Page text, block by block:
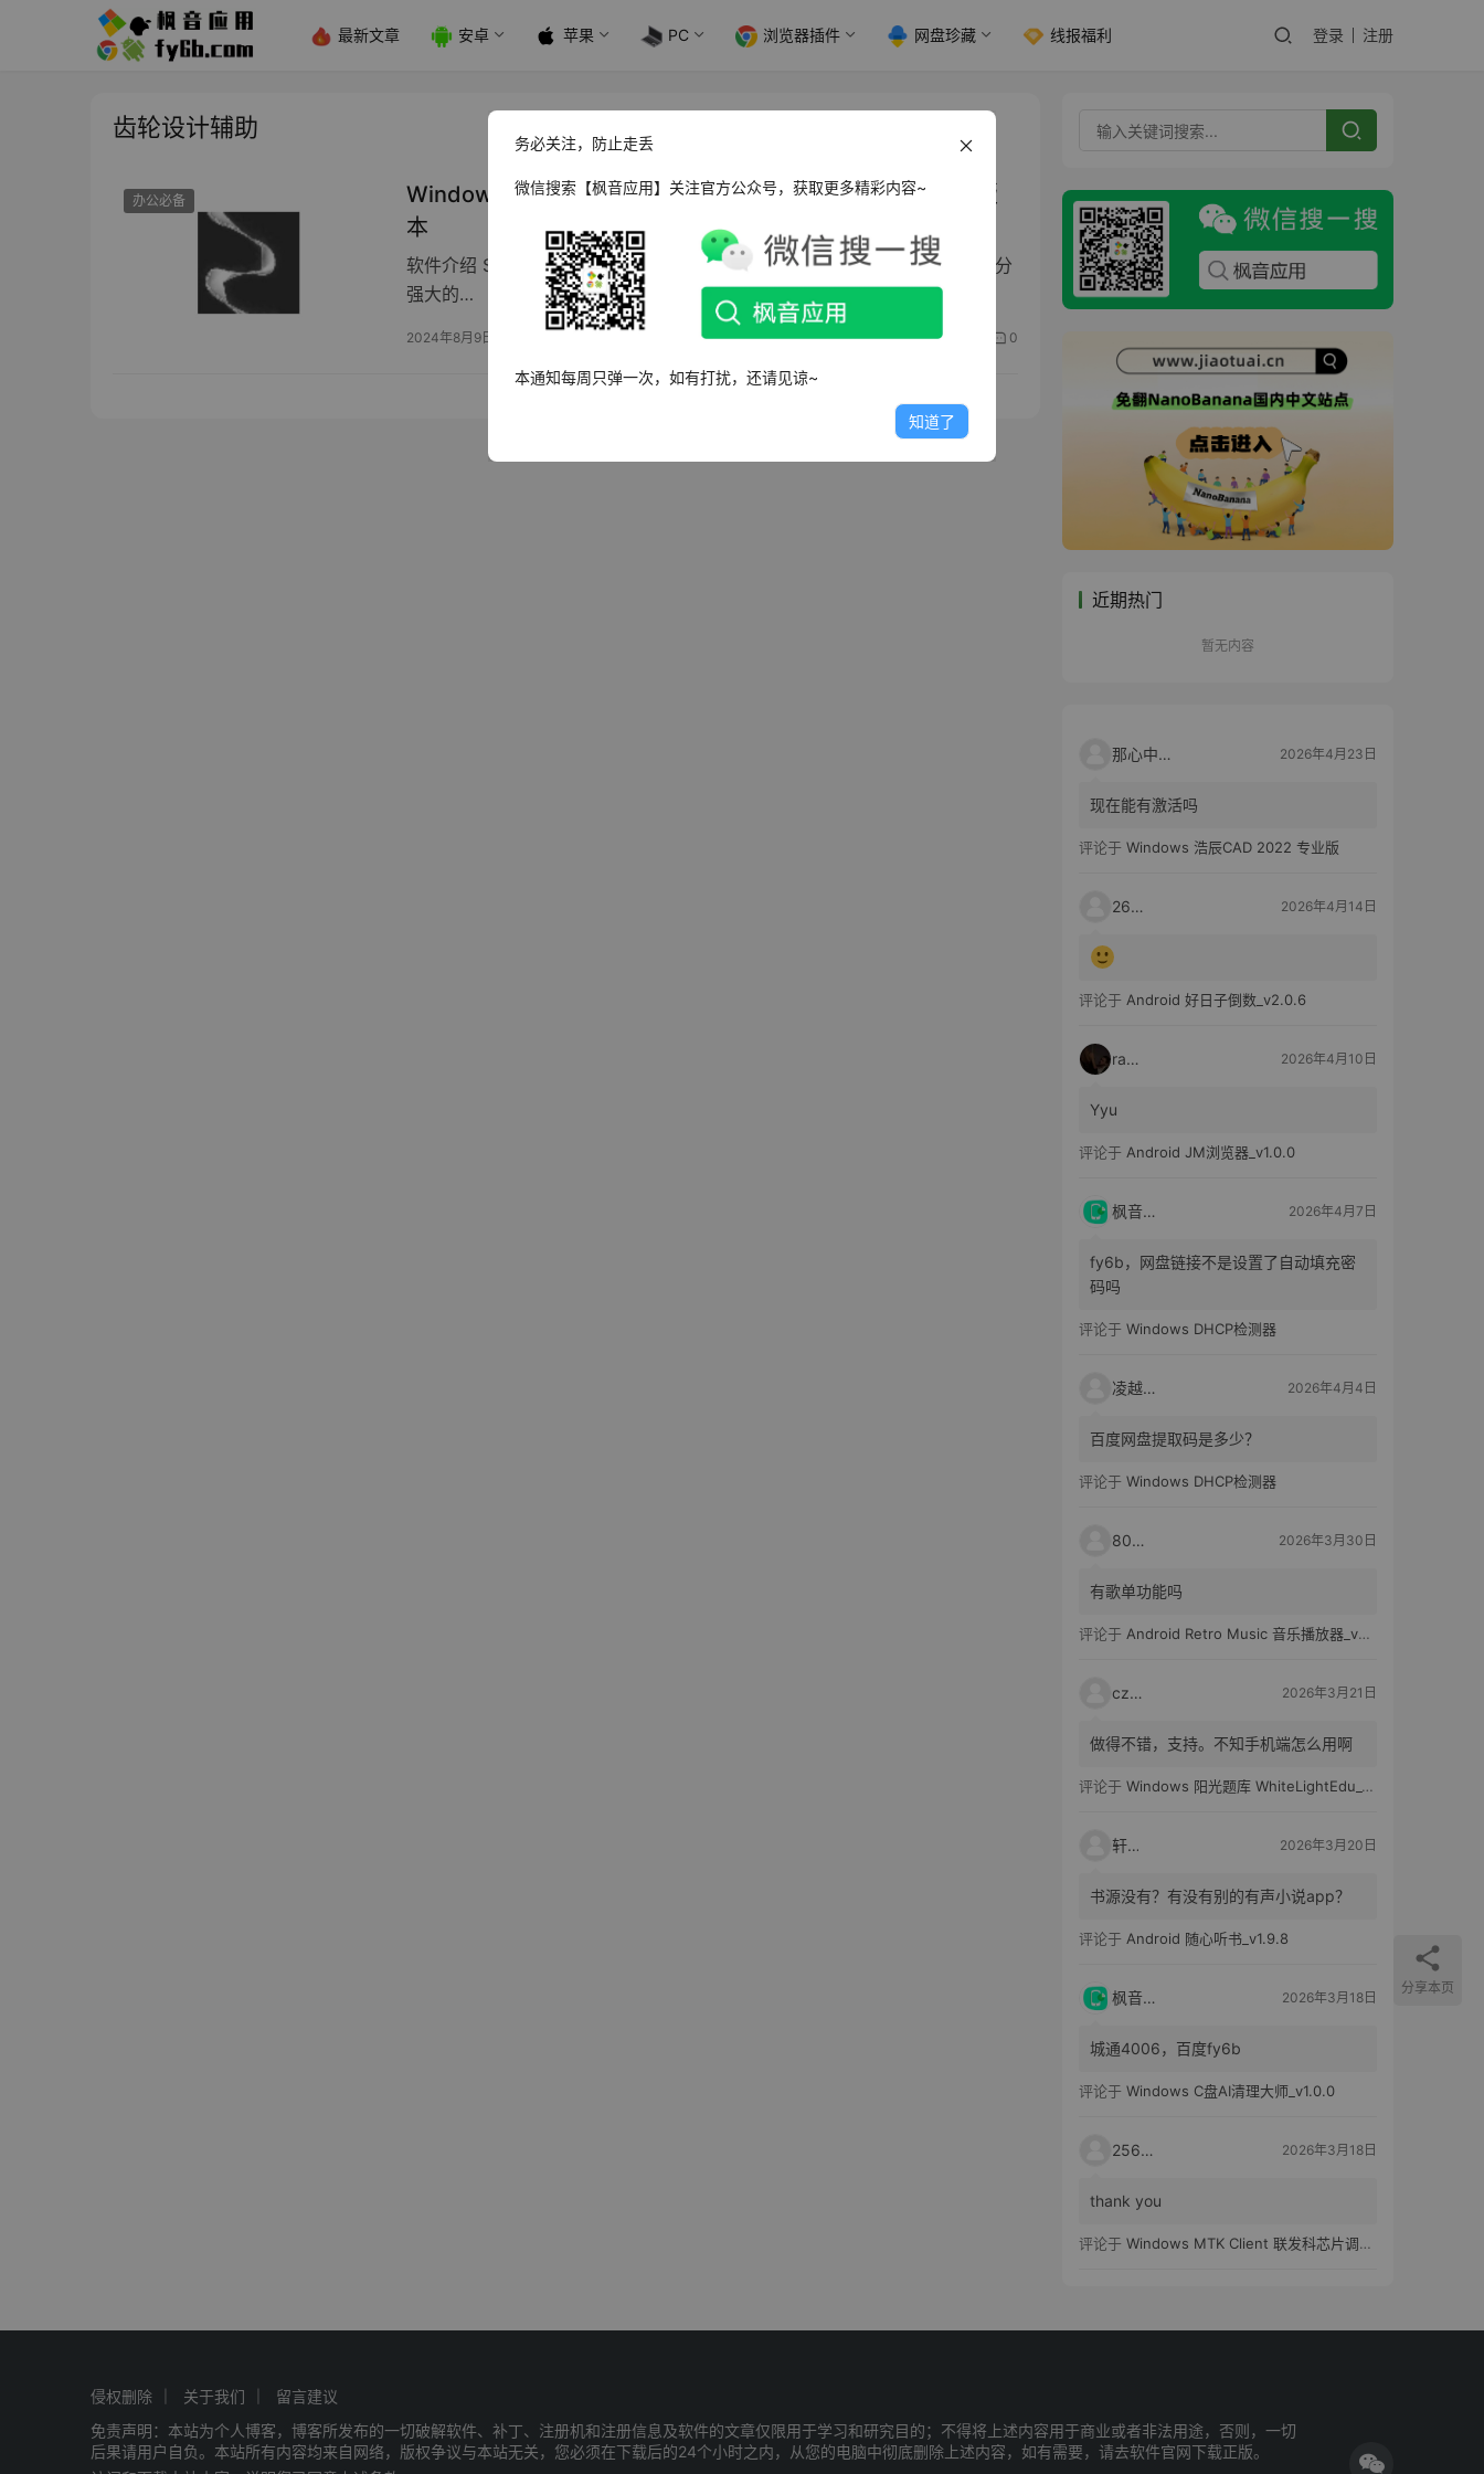
最新文章 安卓 苹果 PC 浏览器插件 网盘珍藏 线报福利 登录 注册
齿轮设计辅助
办公必备
Windows SolidWorks 齿轮设计插件 GearTrax 2023汉化版
本
软件介绍 SolidWorks 齿轮设计插件 GearTrax 2023汉化版本是一款功能十分
强大的…
2024年8月9日 3.8K 0 0
近期热门
暂无内容
那心中的话 2026年4月23日
现在能有激活吗
评论于 Windows 浩辰CAD 2022 专业版
2603 2026年4月14日
评论于 Android 好日子倒数_v2.0.6
raka 2026年4月10日
Yyu
评论于 Android JM浏览器_v1.0.0
枫音应用 2026年4月7日
fy6b，网盘链接不是设置了自动填充密
码吗
评论于 Windows DHCP检测器
凌越电子 2026年4月4日
百度网盘提取码是多少？
评论于 Windows DHCP检测器
80521 2026年3月30日
有歌单功能吗
评论于 Android Retro Music 音乐播放器_v6.6.0
czh7 2026年3月21日
做得不错，支持。不知手机端怎么用啊
评论于 Windows 阳光题库 WhiteLightEdu_v2.0.0
轩爸 2026年3月20日
书源没有？有没有别的有声小说app？
评论于 Android 随心听书_v1.9.8
枫音应用 2026年3月18日
城通4006，百度fy6b
评论于 Windows C盘AI清理大师_v1.0.0
25651 2026年3月18日
thank you
评论于 Windows MTK Client 联发科芯片调试工具_v2.01 汉化版
侵权删除 关于我们
留言建议
免责声明：本站为个人博客，博客所发布的一切破解软件、补丁、注册机和注册信息及软件的文章仅限用于学习和研究目的；不得将上述内容用于商业或者非法用途，否则，一切
后果请用户自负。本站所有内容均来自网络，版权争议与本站无关，您必须在下载后的24个小时之内，从您的电脑中彻底删除上述内容，如有需要，请去软件官网下载正版。
分享本页
务必关注，防止走丢
微信搜索【枫音应用】关注官方公众号，获取更多精彩内容~
本通知每周只弹一次，如有打扰，还请见谅~
知道了